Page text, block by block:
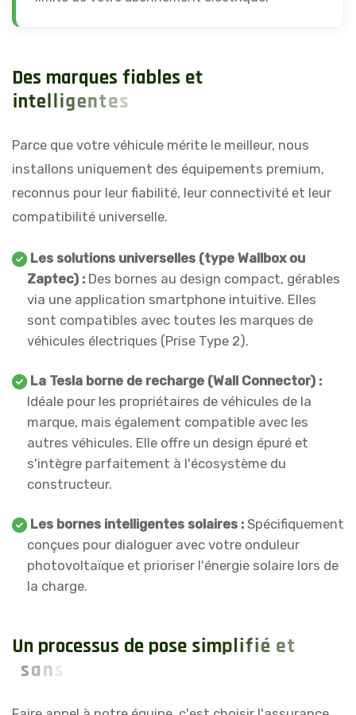
Des marques fiables et
intelligentes
Parce que votre véhicule mérite le meilleur, nous
installons uniquement des équipements premium,
reconnus pour leur fiabilité, leur connectivité et leur
compatibilité universelle.
Les solutions universelles (type Wallbox ou
Zaptec) : Des bornes au design compact, gérables
via une application smartphone intuitive. Elles
sont compatibles avec toutes les marques de
véhicules électriques (Prise Type 2).
La Tesla borne de recharge (Wall Connector) :
Idéale pour les propriétaires de véhicules de la
marque, mais également compatible avec les
autres véhicules. Elle offre un design épuré et
s'intègre parfaitement à l'écosystème du
constructeur.
Les bornes intelligentes solaires : Spécifiquement
conçues pour dialoguer avec votre onduleur
photovoltaïque et prioriser l'énergie solaire lors de
la charge.
Un processus de pose simplifié et
ans s